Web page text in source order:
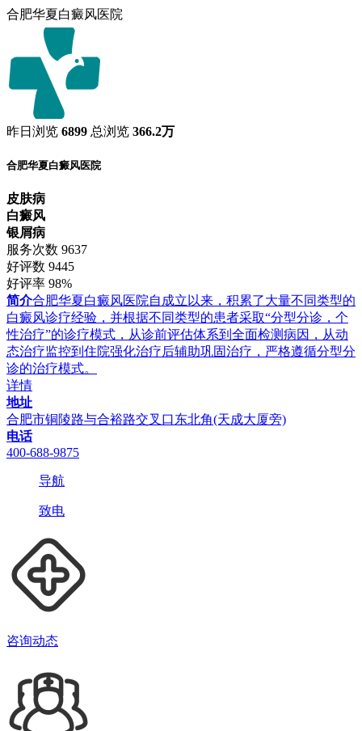
合肥华夏白癜风医院
昨日浏览 6899 总浏览 366.2万
合肥华夏白癜风医院
皮肤病
白癜风
银屑病
服务次数 9637
好评数 9445
好评率 98%
简介合肥华夏白癜风医院自成立以来，积累了大量不同类型的
白癜风诊疗经验，并根据不同类型的患者采取“分型分诊，个
性治疗”的诊疗模式，从诊前评估体系到全面检测病因，从动
态治疗监控到住院强化治疗后辅助巩固治疗，严格遵循分型分
诊的治疗模式。
详情
地址
合肥市铜陵路与合裕路交叉口东北角(天成大厦旁)
电话
400-688-9875
导航
致电
咨询动态